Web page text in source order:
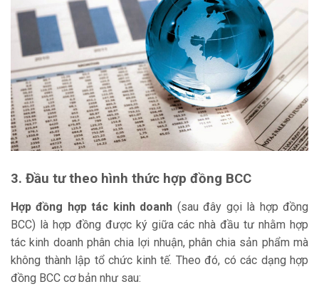
3. Đầu tư theo hình thức hợp đồng BCC
Hợp đồng hợp tác kinh doanh (sau đây gọi là hợp đồng
BCC) là hợp đồng được ký giữa các nhà đầu tư nhằm hợp
tác kinh doanh phân chia lợi nhuận, phân chia sản phẩm mà
không thành lập tổ chức kinh tế. Theo đó, có các dạng hợp
đồng BCC cơ bản như sau: